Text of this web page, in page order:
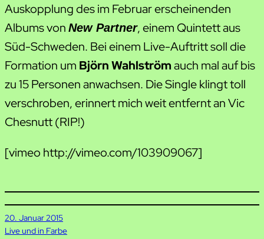
Auskopplung des im Februar erscheinenden
Albums von New Partner, einem Quintett aus
Süd-Schweden. Bei einem Live-Auftritt soll die
Formation um Björn Wahlströmauch mal auf bis
zu 15 Personen anwachsen. Die Single klingt toll
verschroben, erinnert mich weit entfernt an Vic
Chesnutt (RIP!)
[vimeo http://vimeo.com/103909067]
20. Januar 2015
Live und in Farbe